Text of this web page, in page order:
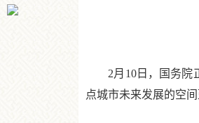
2月10日，国务院正
点城市未来发展的空